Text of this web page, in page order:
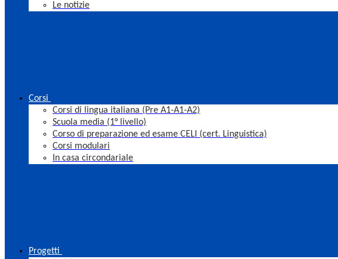
Le notizie
Corsi
Corsi di lingua italiana (Pre A1-A1-A2)
Scuola media (1° livello)
Corso di preparazione ed esame CELI (cert. Linguistica)
Corsi modulari
In casa circondariale
Progetti